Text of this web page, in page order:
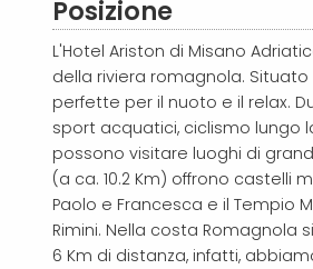
Posizione
L'Hotel Ariston di Misano
della riviera romagnola.
perfette per il nuoto e il relax.
sport acquatici, ciclismo lungo
possono visitare luoghi di
(a ca. 10.2 Km) offrono castelli
Paolo e Francesca e il Tempio
Rimini. Nella costa Romagnola
6 Km di distanza, infatti,